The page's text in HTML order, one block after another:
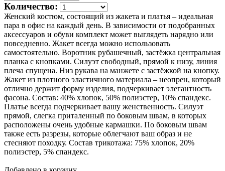
Количество:
Женский костюм, состоящий из жакета и платья – идеальная
пара в офис на каждый день. В зависимости от подобранных
аксессуаров и обуви комплект может выглядеть нарядно или
повседневно. Жакет всегда можно использовать
самостоятельно. Воротник рубашечный, застёжка центральная
планка с кнопками. Силуэт свободный, прямой к низу, линия
плеча спущена. Низ рукава на манжете с застёжкой на кнопку.
Жакет из плотного эластичного материала – неопрен, который
отлично держит форму изделия, подчеркивает элегантность
фасона. Состав: 40% хлопок, 50% полиэстер, 10% спандекс.
Платье всегда подчеркивает вашу женственность. Силуэт
прямой, слегка приталенный по боковым швам, в которых
расположены очень удобные кармашки. По боковым швам
также есть разрезы, которые облегчают ваш образ и не
стесняют походку. Состав трикотажа: 75% хлопок, 20%
полиэстер, 5% спандекс.